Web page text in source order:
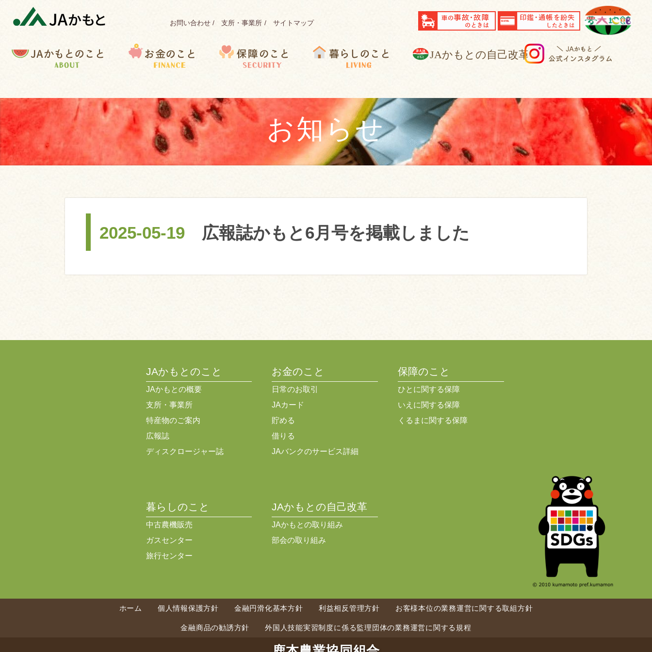
お問い合わせ 支所・事業所 サイトマップ
事故・故障 紛失
JA
お知らせ
2025-05-19 広報誌かもと6月号を掲載しました
JAかもとのこと
JAかもとの概要
支所・事業所
特産物のご案内
広報誌
ディスクロージャー誌
お金のこと
日常のお取引
JAカード
貯める
借りる
JAバンクのサービス詳細
保障のこと
ひとに関する保障
いえに関する保障
くるまに関する保障
暮らしのこと
中古農機販売
ガスセンター
旅行センター
JAかもとの自己改革
JAかもとの取り組み
部会の取り組み
ホーム 個人情報保護方針 金融円滑化基本方針 利益相反管理方針 お客様本位の業務運営に関する取組方針
金融商品の勧誘方針 外国人技能実習制度に係る監理団体の業務運営に関する規程